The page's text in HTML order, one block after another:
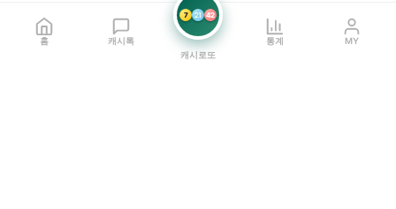
홈 캐시톡
7 21 42
캐시로또
통계 MY